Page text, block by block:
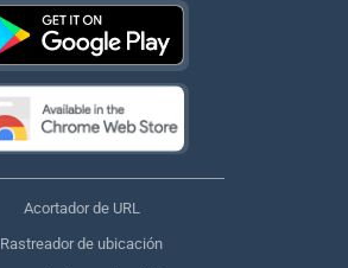
Acortador de URL
Rastreador de ubicación